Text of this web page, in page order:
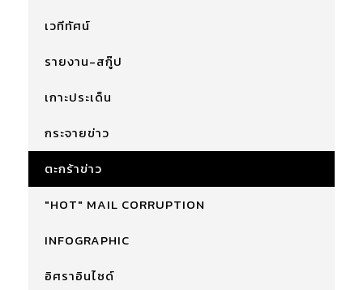
เวทีทัศน์
รายงาน-สกู๊ป
เกาะประเด็น
กระจายข่าว
ตะกร้าข่าว
"HOT" MAIL CORRUPTION
INFOGRAPHIC
อิศราอินไซด์